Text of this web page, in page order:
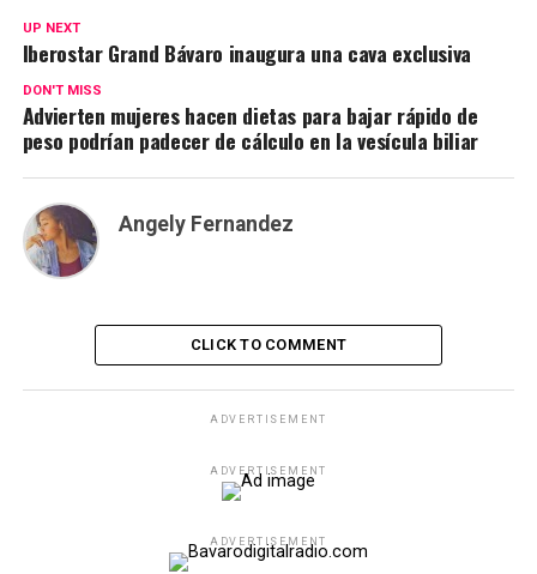
UP NEXT
Iberostar Grand Bávaro inaugura una cava exclusiva
DON'T MISS
Advierten mujeres hacen dietas para bajar rápido de
peso podrían padecer de cálculo en la vesícula biliar
Angely Fernandez
CLICK TO COMMENT
ADVERTISEMENT
ADVERTISEMENT
ADVERTISEMENT